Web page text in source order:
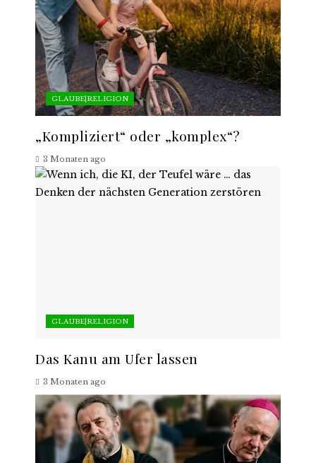
GLAUBE|RELIGION
„Kompliziert“ oder „komplex“?
3 Monaten ago
GLAUBE|RELIGION
Das Kanu am Ufer lassen
3 Monaten ago